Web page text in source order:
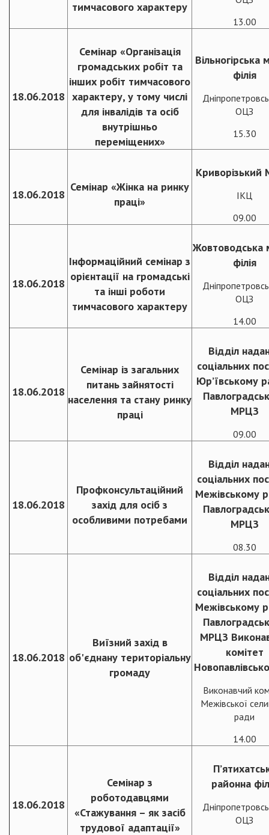
тимчасового характеру
13.00
18.06.2018
Семінар «Організація
громадських робіт та
інших робіт тимчасового
характеру, у тому числі
для інвалідів та осіб
внутрішньо
переміщених»
Вільногірська
філія
ОЦЗ
15.30
18.06.2018
Семінар «Жінка на ринку
праці»
ІКЦ
09.00
18.06.2018
Інформаційний семінар з
орієнтації на громадські
та інші роботи
тимчасового характеру
Жовтоводська
філія
ОЦЗ
14.00
18.06.2018
Семінар із загальних
питань зайнятості
населення та стану ринку
праці
Відділ
соціальних
Юр’ївському
МРЦЗ
09.00
18.06.2018
Профконсультаційний
захід для осіб з
особливими потребами
Відділ
соціальних
Межівському
МРЦЗ
08.30
18.06.2018
Виїзний захід в
об'єднану територіальну
громаду
Відділ
соціальних
Межівському
МРЦЗ
комітет
Виконавчий
Межівської
ради
14.00
18.06.2018
Семінар з
роботодавцями
«Стажування – як засіб
трудової адаптації»
районна
ОЦЗ